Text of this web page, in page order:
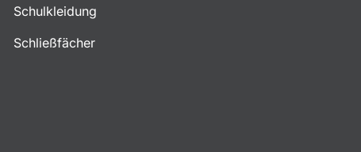
Schulkleidung
Schließfächer